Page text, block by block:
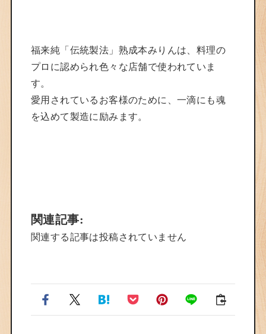
福来純「伝統製法」熟成本みりんは、料理の
プロに認められ色々な店舗で使われていま
す。
愛用されているお客様のために、一滴にも魂
を込めて製造に励みます。
関連記事:
関連する記事は投稿されていません